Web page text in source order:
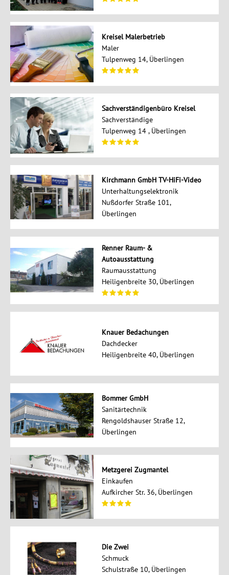
Kreisel Malerbetrieb
Maler
Tulpenweg 14, Überlingen
Sachverständigenbüro Kreisel
Sachverständige
Tulpenweg 14 , Überlingen
Kirchmann GmbH TV-HiFi-Video
Unterhaltungselektronik
Nußdorfer Straße 101,
Überlingen
Renner Raum- &
Autoausstattung
Raumausstattung
Heiligenbreite 30, Überlingen
Knauer Bedachungen
Dachdecker
Heiligenbreite 40, Überlingen
Bommer GmbH
Sanitärtechnik
Rengoldshauser Straße 12,
Überlingen
Metzgerei Zugmantel
Einkaufen
Aufkircher Str. 36, Überlingen
Die Zwei
Schmuck
Schulstraße 10, Überlingen